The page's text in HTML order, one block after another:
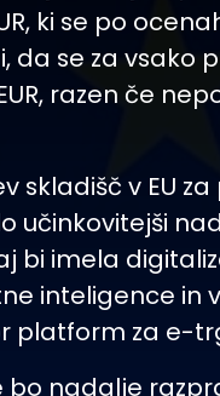
ki se po
se za vsako
razen če
skladišč v EU
učinkovitejši
bi imela
inteligence in
platform za e-
bo nadalje